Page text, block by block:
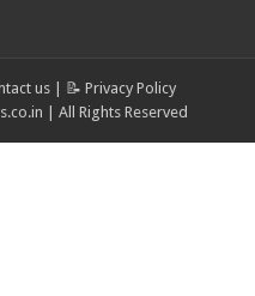
us|
📝 Privacy Policy
| All Rights Reserved